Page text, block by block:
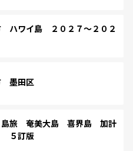
ハワイ島 ２０２７～２０２
墨田区
旅 奄美大島 喜界島 加計
５訂版